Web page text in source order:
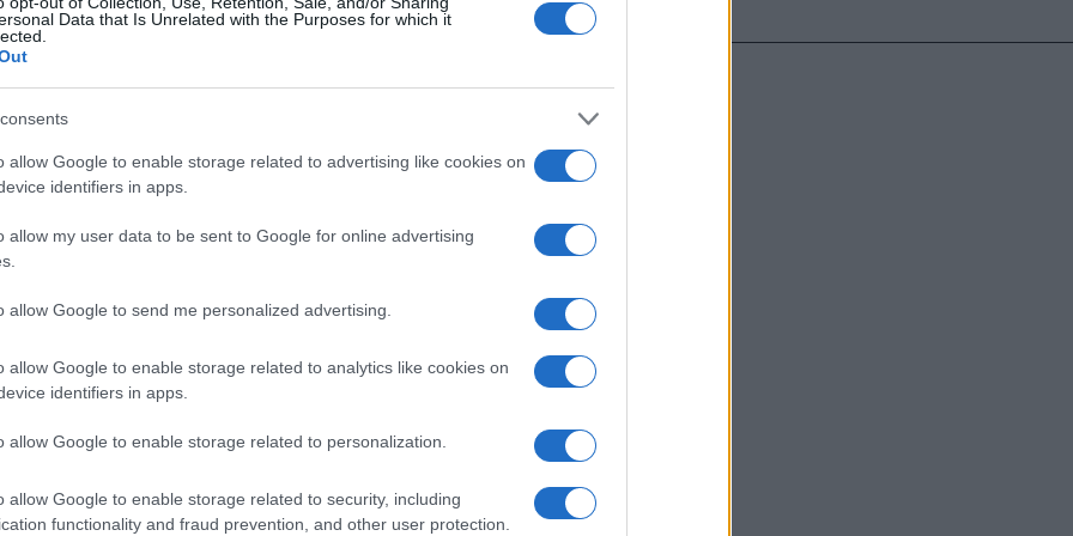
Data that Is Unrelated with the Purposes for which it
allow Google to enable storage related to advertising like cookies on
identifiers in apps.
allow my user data to be sent to Google for online advertising
allow Google to send me personalized advertising.
allow Google to enable storage related to analytics like cookies on
identifiers in apps.
allow Google to enable storage related to personalization.
allow Google to enable storage related to security, including
functionality and fraud prevention, and other user protection.
και μάθετε πρώτοι όλες τις ειδήσεις.
που δημοσιεύονται στο flight.com.gr εκφράζουν τους συντάκτες τους
απαραίτητα τον ιστότοπο. Απαγορεύεται η αναδημοσίευση χωρίς γραπτή
Σε αντίθετη περίπτωση θα λαμβάνονται νομικά μέτρα. Ο ιστότοπος
τους.